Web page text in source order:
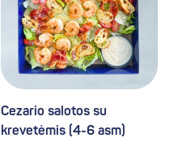
Cezario salotos su
krevetėmis (4-6 asm)